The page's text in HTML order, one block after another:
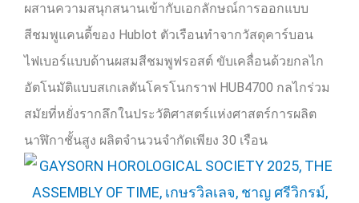
ผสานความสนุกสนานเข้ากับเอกลักษณ์การออกแบบ
สีชมพูแคนดี้ของ Hublot ตัวเรือนทำจากวัสดุคาร์บอน
ไฟเบอร์แบบด้านผสมสีชมพูฟรอสต์ ขับเคลื่อนด้วยกลไก
อัตโนมัติแบบสเกเลตันโครโนกราฟ HUB4700 กลไกร่วม
สมัยที่หยั่งรากลึกในประวัติศาสตร์แห่งศาสตร์การผลิต
นาฬิกาชั้นสูง ผลิตจำนวนจำกัดเพียง 30 เรือน